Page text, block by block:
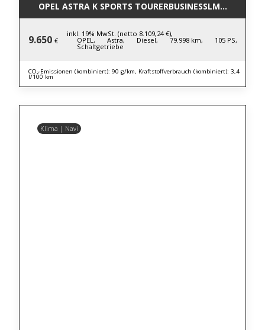
OPEL ASTRA K SPORTS
9.650 €
inkl. 19% MwSt. (netto 8.109,24 €),
OPEL, Astra, Diesel, 79.998 km, 105 PS,
Schaltgetriebe
CO₂-Emissionen (kombiniert): 90 g/km, Kraftstoffverbrauch (kombiniert): 3,4
l/100 km
Klima | Navi